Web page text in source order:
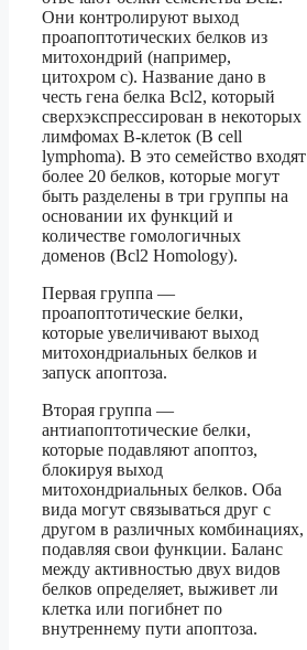
Они контролируют выход
проапоптотических белков из
митохондрий (например,
цитохром c). Название дано в
честь гена белка Bcl2, который
сверхэкспрессирован в некоторых
лимфомах В-клеток (B cell
lymphoma). В это семейство входят
более 20 белков, которые могут
быть разделены в три группы на
основании их функций и
количестве гомологичных
доменов (Bcl2 Homology).
Первая группа —
проапоптотические белки,
которые увеличивают выход
митохондриальных белков и
запуск апоптоза.
Вторая группа —
антиапоптотические белки,
которые подавляют апоптоз,
блокируя выход
митохондриальных белков. Оба
вида могут связываться друг с
другом в различных комбинациях,
подавляя свои функции. Баланс
между активностью двух видов
белков определяет, выживет ли
клетка или погибнет по
внутреннему пути апоптоза.